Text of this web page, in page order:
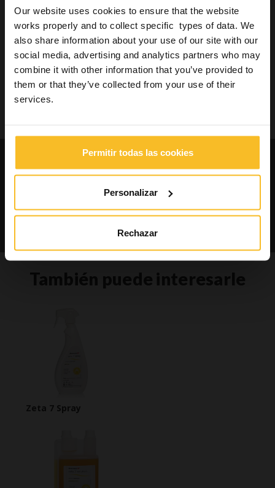
Our website uses cookies to ensure that the website
works properly and to collect specific types of data. We
also share information about your use of our site with our
social media, advertising and analytics partners who may
combine it with other information that you’ve provided to
them or that they’ve collected from your use of their
services.
Permitir todas las cookies
Personalizar
Rechazar
Buscar producto
Buscar
Solicite catálogos e
información sobre nuestros
productos
Zeta 7 Spray